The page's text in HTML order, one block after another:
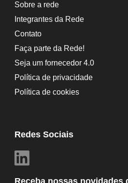
Sobre a rede
Integrantes da Rede
Contato
Faça parte da Rede!
Seja um fornecedor 4.0
Política de privacidade
Política de cookies
Redes Sociais